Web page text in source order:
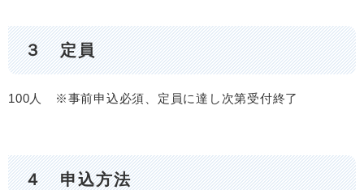
３ 定員
100人 ※事前申込必須、定員に達し次第受付終了
４ 申込方法